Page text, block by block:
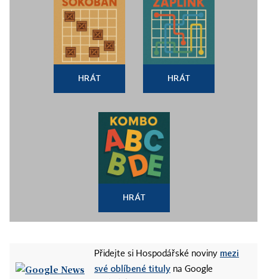
HRÁT HRÁT
HRÁT
Přidejte si Hospodářské noviny mezi
své oblíbené tituly na Google